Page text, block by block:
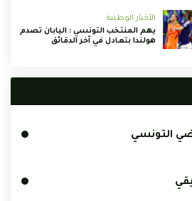
الأخبار الوطنية
يهم المنتخب التونسي : اليابان تصدم
هولندا بتعادل في آخر الدقائق
التونسي